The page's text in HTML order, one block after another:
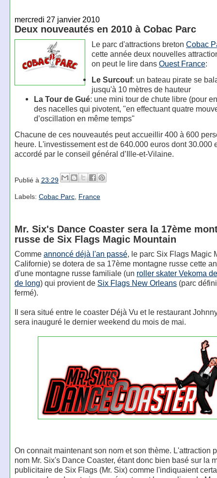
mercredi 27 janvier 2010
Deux nouveautés en 2010 à Cobac Parc
Le parc d'attractions breton Cobac
cette année deux nouvelles
on peut le lire dans Ouest France:
Le Surcouf: un bateau pirate se
jusqu'à 10 mètres de hauteur
La Tour de Gué: une mini tour de chute libre (pour
des nacelles qui pivotent, "en effectuant quatre
d’oscillation en même temps"
Chacune de ces nouveautés peut accueillir 400 à 600
heure. L'investissement est de 640.000 euros dont 30.000
accordé par le conseil général d’Ille-et-Vilaine.
Publié à 23:29
Labels: Cobac Parc, France
Mr. Six's Dance Coaster sera la 17ème
russe de Six Flags Magic Mountain
Comme annoncé déjà l'an passé, le parc Six Flags Magic
Californie) se dotera de sa 17ème montagne russe cette
d'une montagne russe familiale (un roller skater Vekoma
de long) qui provient de Six Flags New Orleans(parc
fermé).
Il sera situé entre le coaster Déjà Vu et le restaurant
sera inauguré le dernier weekend du mois de mai.
On connait maintenant son nom et son thème. L'attraction
nom Mr. Six's Dance Coaster, étant donc bien basé sur la
publicitaire de Six Flags (Mr. Six) comme l'indiquaient